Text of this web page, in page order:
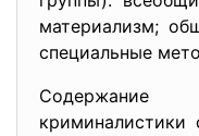
материализм;
специальные
криминалистики